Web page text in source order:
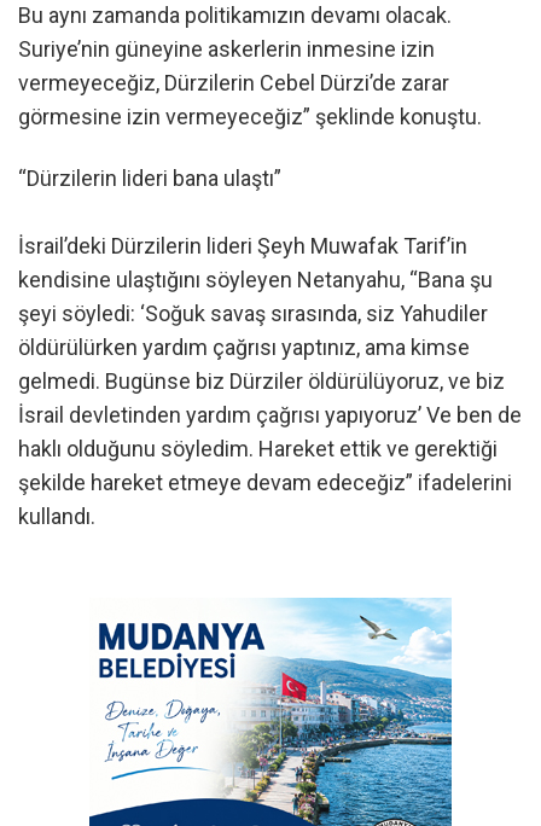
Bu aynı zamanda politikamızın devamı olacak.
Suriye’nin güneyine askerlerin inmesine izin
vermeyeceğiz, Dürzilerin Cebel Dürzi’de zarar
görmesine izin vermeyeceğiz” şeklinde konuştu.
“Dürzilerin lideri bana ulaştı”
İsrail’deki Dürzilerin lideri Şeyh Muwafak Tarif’in
kendisine ulaştığını söyleyen Netanyahu, “Bana şu
şeyi söyledi: ‘Soğuk savaş sırasında, siz Yahudiler
öldürülürken yardım çağrısı yaptınız, ama kimse
gelmedi. Bugünse biz Dürziler öldürülüyoruz, ve biz
İsrail devletinden yardım çağrısı yapıyoruz’ Ve ben de
haklı olduğunu söyledim. Hareket ettik ve gerektiği
şekilde hareket etmeye devam edeceğiz” ifadelerini
kullandı.